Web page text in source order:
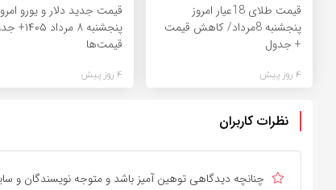
قیمت طلای 18عیار امروز
پنجشنبه 8مرداد/ کاهش قیمت
+ جدول
4 روز پیش
قیمت جدید دلار و یورو
پنجشنبه ۸ مرداد
قیمت‌ها
4 روز پیش
نظرات کاربران
چنانچه دیدگاهی توهین آمیز باشد و متوجه نویسندگان و